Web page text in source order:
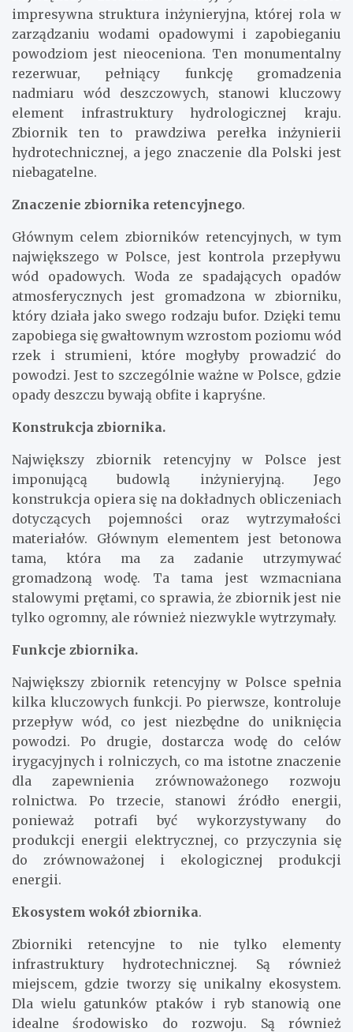
impresywna struktura inżynieryjna, której rola w
zarządzaniu wodami opadowymi i zapobieganiu
powodziom jest nieoceniona. Ten monumentalny
rezerwuar, pełniący funkcję gromadzenia
nadmiaru wód deszczowych, stanowi kluczowy
element infrastruktury hydrologicznej kraju.
Zbiornik ten to prawdziwa perełka inżynierii
hydrotechnicznej, a jego znaczenie dla Polski jest
niebagatelne.
Znaczenie zbiornika retencyjnego.
Głównym celem zbiorników retencyjnych, w tym
największego w Polsce, jest kontrola przepływu
wód opadowych. Woda ze spadających opadów
atmosferycznych jest gromadzona w zbiorniku,
który działa jako swego rodzaju bufor. Dzięki temu
zapobiega się gwałtownym wzrostom poziomu wód
rzek i strumieni, które mogłyby prowadzić do
powodzi. Jest to szczególnie ważne w Polsce, gdzie
opady deszczu bywają obfite i kapryśne.
Konstrukcja zbiornika.
Największy zbiornik retencyjny w Polsce jest
imponującą budowlą inżynieryjną. Jego
konstrukcja opiera się na dokładnych obliczeniach
dotyczących pojemności oraz wytrzymałości
materiałów. Głównym elementem jest betonowa
tama, która ma za zadanie utrzymywać
gromadzoną wodę. Ta tama jest wzmacniana
stalowymi prętami, co sprawia, że zbiornik jest nie
tylko ogromny, ale również niezwykle wytrzymały.
Funkcje zbiornika.
Największy zbiornik retencyjny w Polsce spełnia
kilka kluczowych funkcji. Po pierwsze, kontroluje
przepływ wód, co jest niezbędne do uniknięcia
powodzi. Po drugie, dostarcza wodę do celów
irygacyjnych i rolniczych, co ma istotne znaczenie
dla zapewnienia zrównoważonego rozwoju
rolnictwa. Po trzecie, stanowi źródło energii,
ponieważ potrafi być wykorzystywany do
produkcji energii elektrycznej, co przyczynia się
do zrównoważonej i ekologicznej produkcji
energii.
Ekosystem wokół zbiornika.
Zbiorniki retencyjne to nie tylko elementy
infrastruktury hydrotechnicznej. Są również
miejscem, gdzie tworzy się unikalny ekosystem.
Dla wielu gatunków ptaków i ryb stanowią one
idealne środowisko do rozwoju. Są również